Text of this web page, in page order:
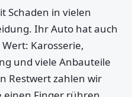
Schaden in vielen
Ihr Auto hat auch
Karosserie,
und viele Anbauteile
Restwert zahlen wir